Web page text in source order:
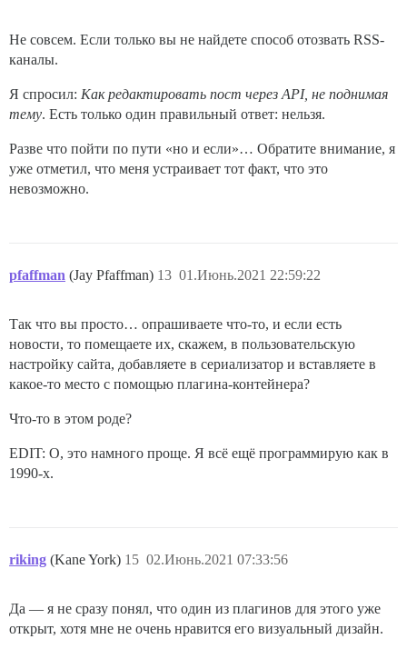
Не совсем. Если только вы не найдете способ отозвать RSS-
каналы.
Я спросил: Как редактировать пост через API, не поднимая
тему. Есть только один правильный ответ: нельзя.
Разве что пойти по пути «но и если»… Обратите внимание, я
уже отметил, что меня устраивает тот факт, что это
невозможно.
pfaffman (Jay Pfaffman) 01.Июнь.2021 22:59:22
13
Так что вы просто… опрашиваете что-то, и если есть
новости, то помещаете их, скажем, в пользовательскую
настройку сайта, добавляете в сериализатор и вставляете в
какое-то место с помощью плагина-контейнера?
Что-то в этом роде?
EDIT: О, это намного проще. Я всё ещё программирую как в
1990-х.
riking (Kane York) 02.Июнь.2021 07:33:56
15
Да — я не сразу понял, что один из плагинов для этого уже
открыт, хотя мне не очень нравится его визуальный дизайн.